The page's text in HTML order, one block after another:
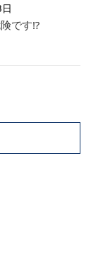
です⁉︎